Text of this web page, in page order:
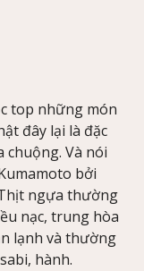
top những món
đây lại là đặc
Và nói
bởi
ngựa thường
nạc, trung hòa
lạnh và thường
hành.